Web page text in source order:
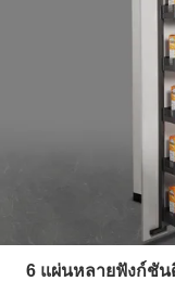
6 แผ่นหลายฟังก์ชัน